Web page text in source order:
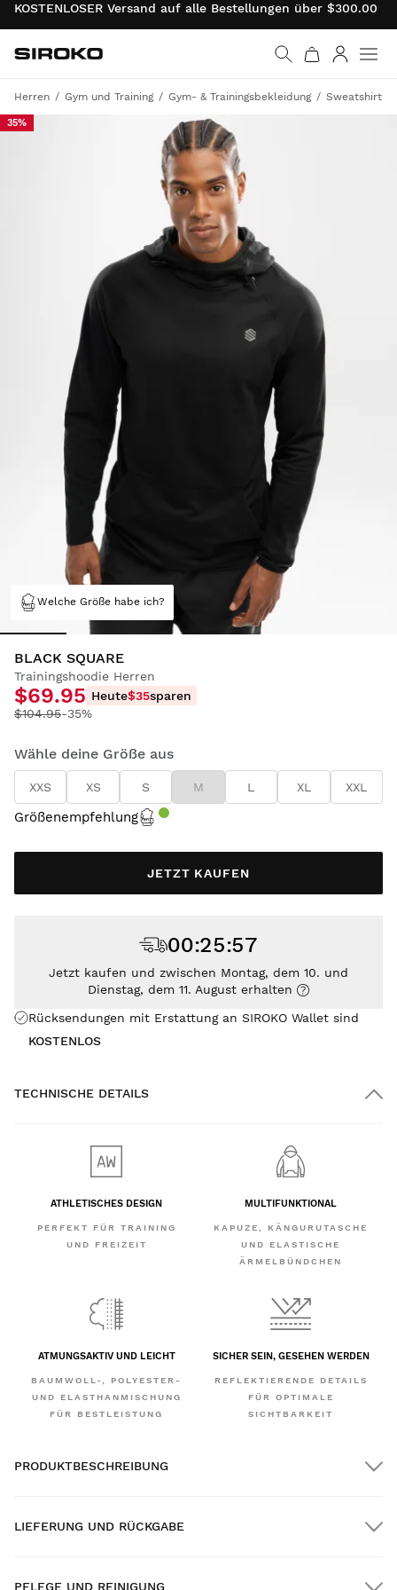
KOSTENLOSER Versand auf alle Bestellungen über $300.00
Weiter zur Startseite
Siroko.com
Herren Gym und Training Gym- & Trainingsbekleidung Sweatshirts
35%
Welche Größe habe ich?
BLACK SQUARE
Trainingshoodie Herren
$69.95 Heute$35sparen
$104.95-35%
Wähle deine Größe aus
XXS XS S M L XL XXL
Größenempfehlung
JETZT KAUFEN
Rücksendungen mit Erstattung an SIROKO Wallet sind
KOSTENLOS
00:25:56
Jetzt kaufen und zwischen Montag, dem 10. und
Dienstag, dem 11. August erhalten
TECHNISCHE DETAILS
ATHLETISCHES DESIGN
PERFEKT FÜR TRAINING
UND FREIZEIT
MULTIFUNKTIONAL
KAPUZE, KÄNGURUTASCHE
UND ELASTISCHE
ÄRMELBÜNDCHEN
ATMUNGSAKTIV UND LEICHT
BAUMWOLL-, POLYESTER-
UND ELASTHANMISCHUNG
FÜR BESTLEISTUNG
SICHER SEIN, GESEHEN WERDEN
REFLEKTIERENDE DETAILS
FÜR OPTIMALE
SICHTBARKEIT
PRODUKTBESCHREIBUNG
LIEFERUNG UND RÜCKGABE
PFLEGE UND REINIGUNG